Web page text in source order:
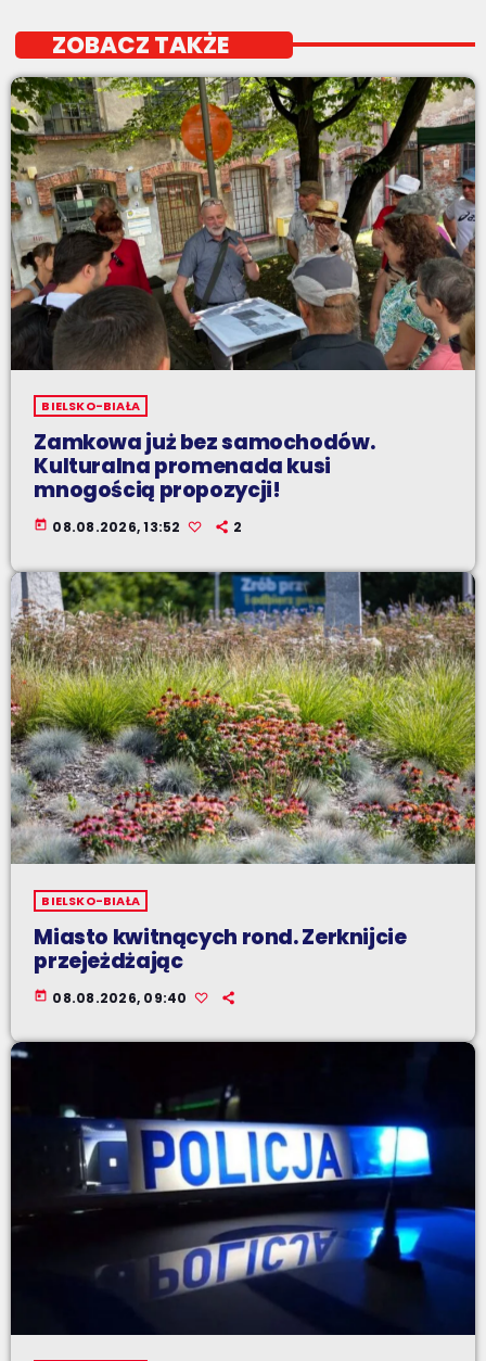
ZOBACZ TAKŻE
BIELSKO-BIAŁA
Zamkowa już bez samochodów.
Kulturalna promenada kusi
mnogością propozycji!
today 08.08.2026, 13:52 2
BIELSKO-BIAŁA
Miasto kwitnących rond. Zerknijcie
przejeżdżając
today 08.08.2026, 09:40